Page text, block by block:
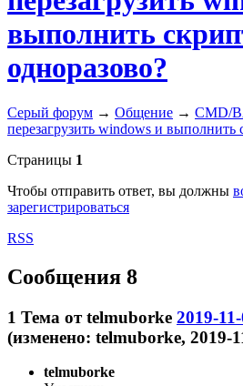
выполнить
одноразово?
Серый форум → Общение → CMD/
перезагрузить windows и выполнить
Страницы 1
Чтобы отправить ответ, вы должны
зарегистрироваться
RSS
Сообщения 8
1 Тема отtelmuborke 2019-
(изменено: telmuborke, 2019-
telmuborke